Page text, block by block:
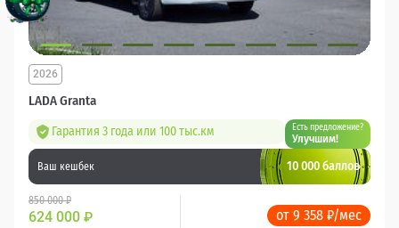
LADA Granta
2026
Гарантия 3 года или 100 тыс.км Есть предложение?
Улучшим!
Ваш кешбек 10 000 баллов
850 000 ₽
624 000 ₽ от 9 358 ₽/мес